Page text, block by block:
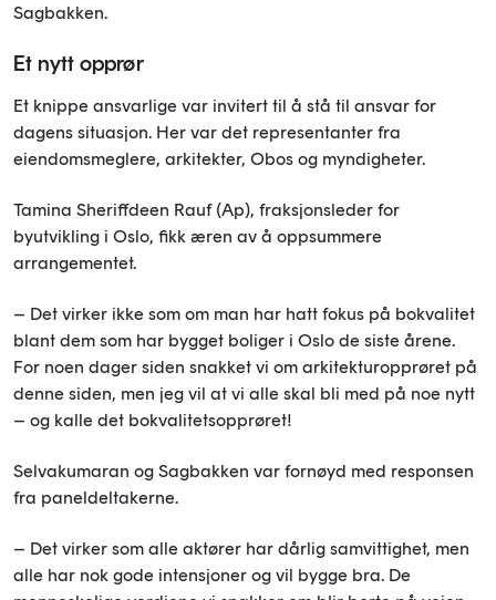
Sagbakken.
Et nytt opprør
Et knippe ansvarlige var invitert til å stå til ansvar for
dagens situasjon. Her var det representanter fra
eiendomsmeglere, arkitekter, Obos og myndigheter.
Tamina Sheriffdeen Rauf (Ap), fraksjonsleder for
byutvikling i Oslo, fikk æren av å oppsummere
arrangementet.
– Det virker ikke som om man har hatt fokus på bokvalitet
blant dem som har bygget boliger i Oslo de siste årene.
For noen dager siden snakket vi om arkitekturopprøret på
denne siden, men jeg vil at vi alle skal bli med på noe nytt
– og kalle det bokvalitetsopprøret!
Selvakumaran og Sagbakken var fornøyd med responsen
fra paneldeltakerne.
– Det virker som alle aktører har dårlig samvittighet, men
alle har nok gode intensjoner og vil bygge bra. De